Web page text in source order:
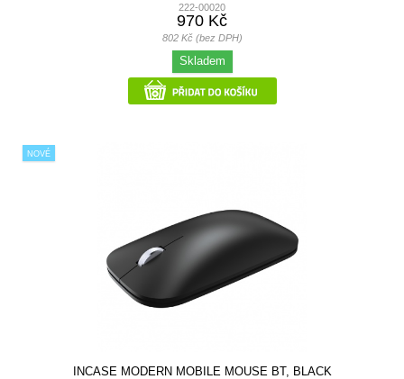
222-00020
970 Kč
802 Kč (bez DPH)
Skladem
NOVÉ
INCASE MODERN MOBILE MOUSE BT, BLACK